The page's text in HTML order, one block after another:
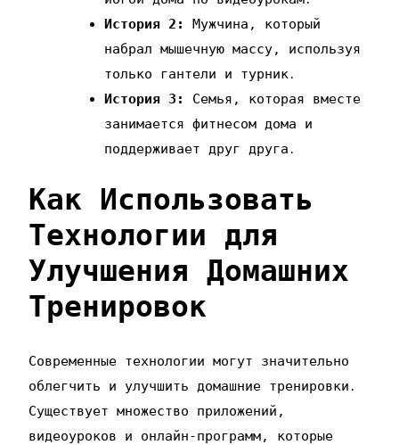
История 2:
Мужчина‚ который
набрал мышечную массу‚ используя
только гантели и турник․
История 3:
Семья‚ которая вместе
занимается фитнесом дома и
поддерживает друг друга․
Как Использовать
Технологии для
Улучшения Домашних
Тренировок
Современные технологии могут значительно
облегчить и улучшить домашние тренировки․
Существует множество приложений‚
видеоуроков и онлайн-программ‚ которые